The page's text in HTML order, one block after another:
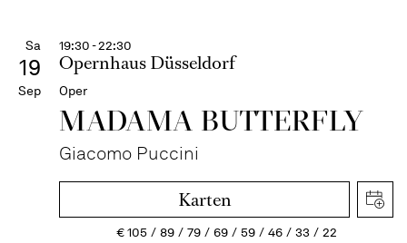
Sa
19
Sep
19:30 - 22:30
Opernhaus Düsseldorf
Oper
MADAMA BUTTER­FLY
Giacomo Puccini
Karten
€105 89 79 69 59 46 33
22